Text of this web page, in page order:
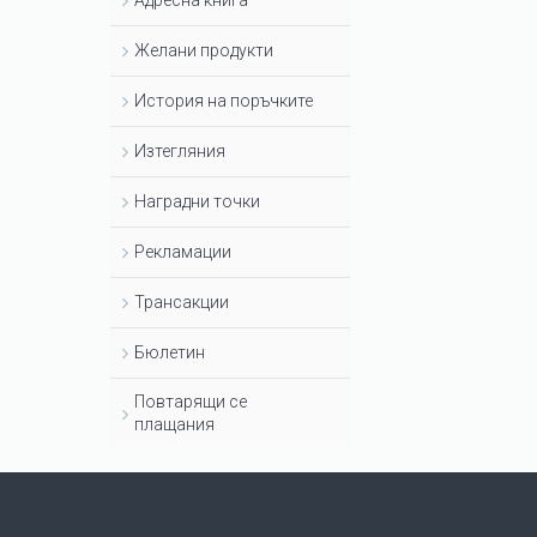
Желани продукти
История на поръчките
Изтегляния
Наградни точки
Рекламации
Трансакции
Бюлетин
Повтарящи се
плащания